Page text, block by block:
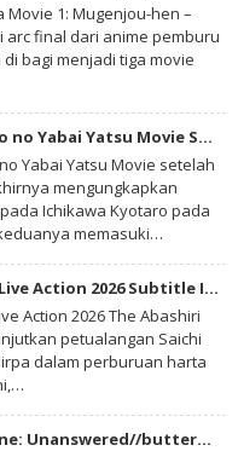
Movie 1: Mugenjou-hen –
arc final dari anime pemburu
bagi menjadi tiga movie
Boku no Kokoro no Yabai Yatsu Movie Subtitle Indonesia
Yabai Yatsu Movie setelah
mengungkapkan
Ichikawa Kyotaro pada
memasuki…
Golden Kamuy Live Action 2026 Subtitle Indonesia
Action 2026 The Abashiri
petualangan Saichi
dalam perburuan harta
Sword Art Online: Unanswered//butterfly Subtitle Indonesia